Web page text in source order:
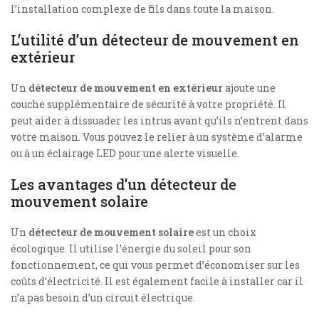
l’installation complexe de fils dans toute la maison.
L’utilité d’un détecteur de mouvement en
extérieur
Un détecteur de mouvement en extérieurajoute une
couche supplémentaire de sécurité à votre propriété. Il
peut aider à dissuader les intrus avant qu’ils n’entrent dans
votre maison. Vous pouvez le relier à un système d’alarme
ou à un éclairage LED pour une alerte visuelle.
Les avantages d’un détecteur de
mouvement solaire
Un détecteur de mouvement solaireest un choix
écologique. Il utilise l’énergie du soleil pour son
fonctionnement, ce qui vous permet d’économiser sur les
coûts d’électricité. Il est également facile à installer car il
n’a pas besoin d’un circuit électrique.